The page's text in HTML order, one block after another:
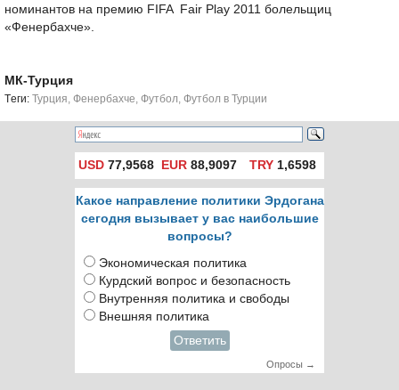
номинантов на премию FIFA Fair Play 2011 болельщиц
«Фенербахче».
МК-Турция
Tеги: Турция, Фенербахче, Футбол, Футбол в Турции
USD 77,9568 EUR 88,9097 TRY1,6598
Какое направление политики Эрдогана
сегодня вызывает у вас наибольшие
вопросы?
Экономическая политика
Курдский вопрос и безопасность
Внутренняя политика и свободы
Внешняя политика
Ответить
Опросы →